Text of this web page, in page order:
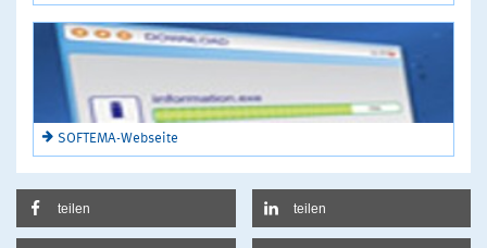
SOFTEMA-Webseite
teilen teilen